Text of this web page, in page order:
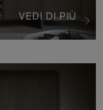
VEDI DI PIÙ